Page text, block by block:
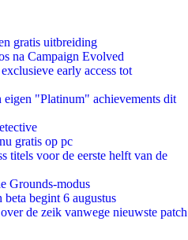
gratis uitbreiding
na Campaign Evolved
early access tot
"Platinum" achievements dit
gratis op pc
titels voor de eerste helft van de
Grounds-modus
begint 6 augustus
de zeik vanwege nieuwste patch